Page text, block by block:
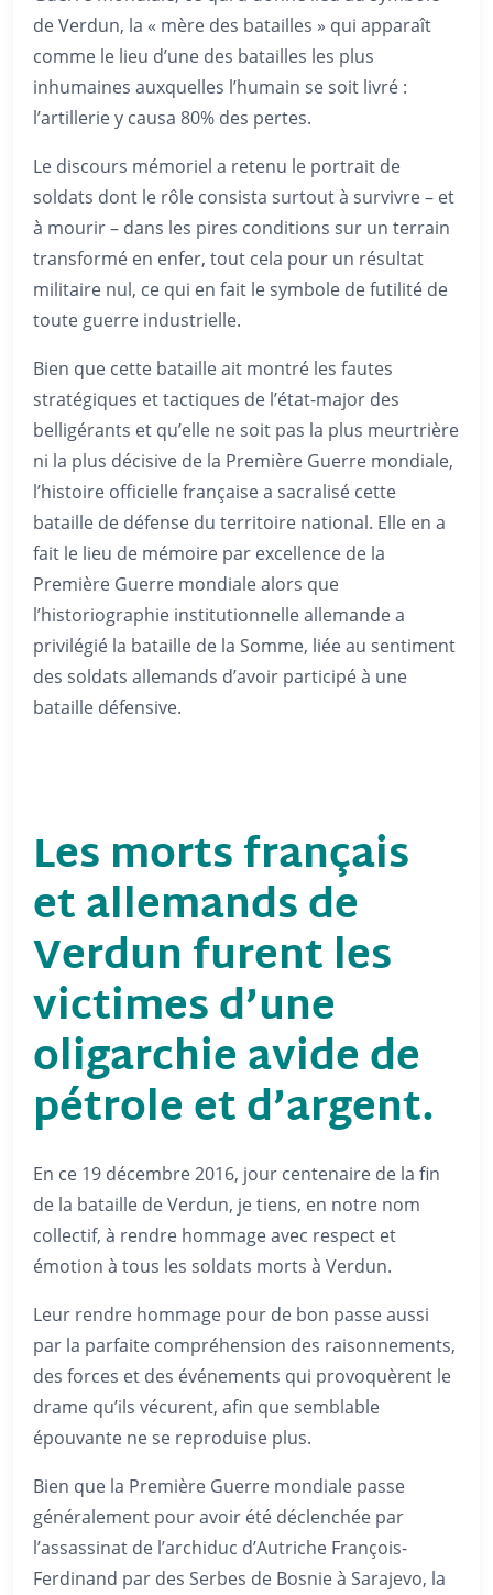
de Verdun, la « mère des batailles » qui apparaît
comme le lieu d’une des batailles les plus
inhumaines auxquelles l’humain se soit livré :
l’artillerie y causa 80% des pertes.
Le discours mémoriel a retenu le portrait de
soldats dont le rôle consista surtout à survivre – et
à mourir – dans les pires conditions sur un terrain
transformé en enfer, tout cela pour un résultat
militaire nul, ce qui en fait le symbole de futilité de
toute guerre industrielle.
Bien que cette bataille ait montré les fautes
stratégiques et tactiques de l’état-major des
belligérants et qu’elle ne soit pas la plus meurtrière
ni la plus décisive de la Première Guerre mondiale,
l’histoire officielle française a sacralisé cette
bataille de défense du territoire national. Elle en a
fait le lieu de mémoire par excellence de la
Première Guerre mondiale alors que
l’historiographie institutionnelle allemande a
privilégié la bataille de la Somme, liée au sentiment
des soldats allemands d’avoir participé à une
bataille défensive.
Les morts français
et allemands de
Verdun furent les
victimes d’une
oligarchie avide de
pétrole et d’argent.
En ce 19 décembre 2016, jour centenaire de la fin
de la bataille de Verdun, je tiens, en notre nom
collectif, à rendre hommage avec respect et
émotion à tous les soldats morts à Verdun.
Leur rendre hommage pour de bon passe aussi
par la parfaite compréhension des raisonnements,
des forces et des événements qui provoquèrent le
drame qu’ils vécurent, afin que semblable
épouvante ne se reproduise plus.
Bien que la Première Guerre mondiale passe
généralement pour avoir été déclenchée par
l’assassinat de l’archiduc d’Autriche François-
Ferdinand par des Serbes de Bosnie à Sarajevo, la